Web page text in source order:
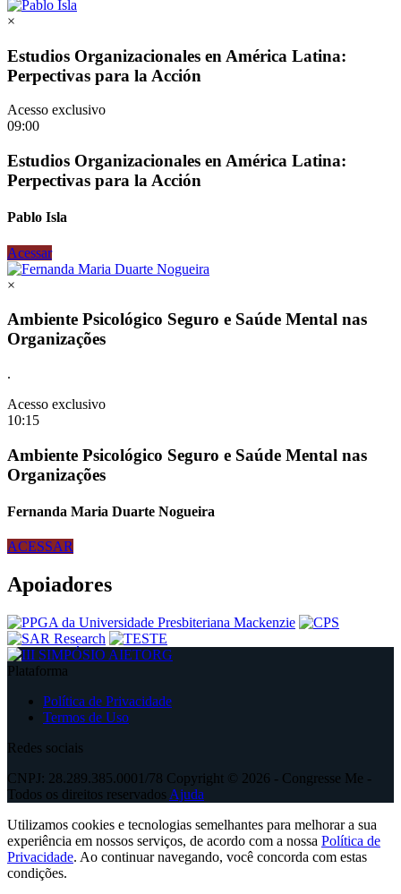
×
Estudios Organizacionales en América Latina:
Perpectivas para la Acción
Acesso exclusivo
09:00
Estudios Organizacionales en América Latina:
Perpectivas para la Acción
Pablo Isla
Acessar
×
Ambiente Psicológico Seguro e Saúde Mental nas
Organizações
.
Acesso exclusivo
10:15
Ambiente Psicológico Seguro e Saúde Mental nas
Organizações
Fernanda Maria Duarte Nogueira
ACESSAR
Apoiadores
Plataforma
Política de Privacidade
Termos de Uso
Redes sociais
CNPJ: 28.289.385.0001/78 Copyright © 2026 - Congresse Me -
Todos os direitos reservados Ajuda
Utilizamos cookies e tecnologias semelhantes para melhorar a sua
experiência em nossos serviços, de acordo com a nossa Política de
Privacidade. Ao continuar navegando, você concorda com estas
condições.